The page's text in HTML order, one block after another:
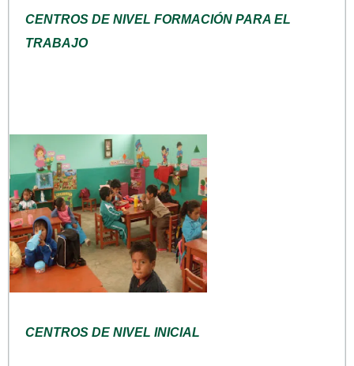
CENTROS DE NIVEL FORMACIÓN PARA EL
TRABAJO
CENTROS DE NIVEL INICIAL